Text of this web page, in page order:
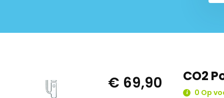
€ 69,90 CO2
0 Op